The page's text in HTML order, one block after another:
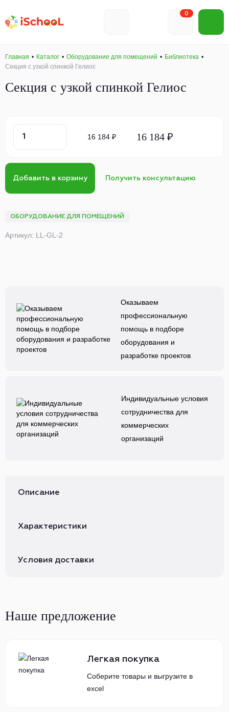
0
Главная Каталог Оборудование для помещений
Библиотека
Секция с узкой спинкой Гелиос
Секция с узкой спинкой Гелиос
ОБОРУДОВАНИЕ ДЛЯ ПОМЕЩЕНИЙ
Артикул: LL-GL-2
16 184 ₽ 16 184 ₽
Добавить в корзину Получить консультацию
Оказываем
профессиональную
помощь в подборе
оборудования и
разработке проектов
Индивидуальные условия
сотрудничества для
коммерческих
организаций
Описание
Характеристики
Условия доставки
Наше предложение
Легкая покупка
Соберите товары и выгрузите в
excel